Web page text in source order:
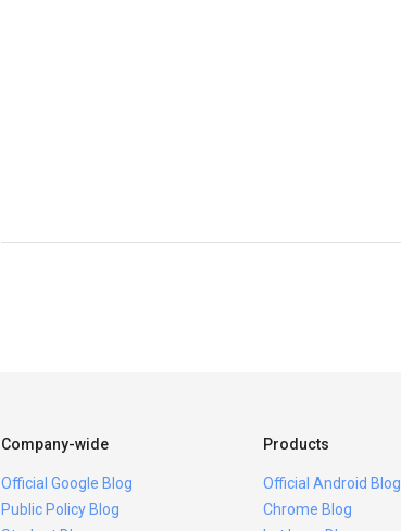
Company-wide
Official Google Blog
Public Policy Blog
Products
Official Android Blog
Chrome Blog